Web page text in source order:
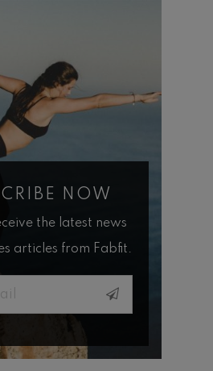
NOW
the latest news
articles from Fabfit.